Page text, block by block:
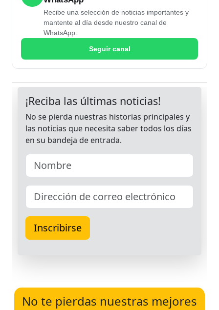
Recibe una selección de noticias importantes y
mantente al día desde nuestro canal de
WhatsApp.
Seguir canal
No te pierdas nuestras mejores